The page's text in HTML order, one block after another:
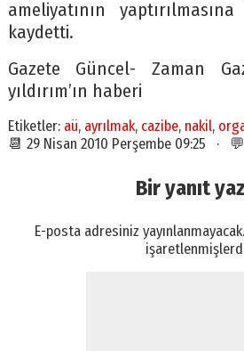
ameliyatının
kaydetti.
Gazete Güncel- Zaman
yıldırım’ın haberi
Etiketler: aü, ayrılmak, cazibe, nakil,
📆 29 Nisan 2010 Perşembe 09:25 ·
Bir yanıt
E-posta adresiniz yayınlanmayacak.